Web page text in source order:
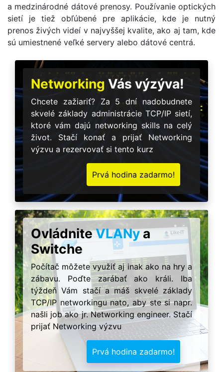
a medzinárodné dátové prenosy. Používanie optických
sietí je tiež obľúbené pre aplikácie, kde je nutný
prenos živých videí v najvyššej kvalite, ako aj tam, kde
sú umiestnené veľké servery alebo dátové centrá.
Networking Vás výzýva!
Chcete zažiariť? Za 5 dní nadobudnete
skvelé základy administrácie TCP/IP sietí,
ktoré vám dajú networking skills na celý
život. Stačí konať a prijať Networking
výzvu a rezervovať si tento kurz
Prvá hodina zadarmo!
OvládniteVLANya
Switche
Počítač môžete využiť aj inak ako na hry a
zábavu. Poďte zarábať ako králi. Iba
týždeň Vám stačí a máš skvelé základy
TCP/IP networkingu nato, aby ste si napr.
našli job ako jr. Networking engineer. Stačí
prijať Networking výzvu
Prvá hodina zadarmo!